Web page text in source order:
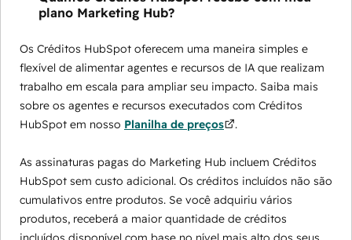
plano Marketing Hub?
Os Créditos HubSpot oferecem uma maneira simples e
flexível de alimentar agentes e recursos de IA que realizam
trabalho em escala para ampliar seu impacto. Saiba mais
sobre os agentes e recursos executados com Créditos
HubSpot em nosso Planilha de preços .
As assinaturas pagas do Marketing Hub incluem Créditos
HubSpot sem custo adicional. Os créditos incluídos não são
cumulativos entre produtos. Se você adquiriu vários
produtos, receberá a maior quantidade de créditos